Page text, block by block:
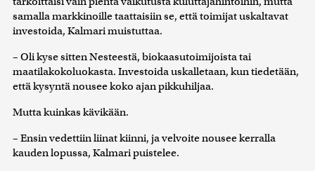
samalla markkinoille taattaisiin se, että toimijat uskaltavat
investoida, Kalmari muistuttaa.
– Oli kyse sitten Nesteestä, biokaasutoimijoista tai
maatilakokoluokasta. Investoida uskalletaan, kun tiedetään,
että kysyntä nousee koko ajan pikkuhiljaa.
Mutta kuinkas kävikään.
– Ensin vedettiin liinat kiinni, ja velvoite nousee kerralla
kauden lopussa, Kalmari puistelee.